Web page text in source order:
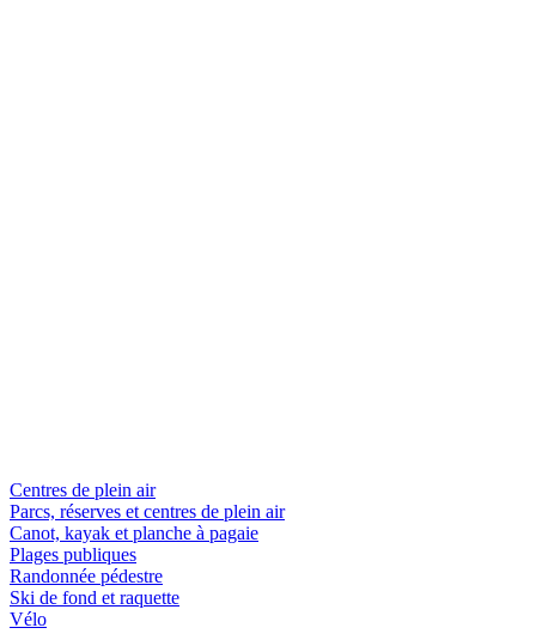
Centres de plein air
Parcs, réserves et centres de plein air
Canot, kayak et planche à pagaie
Plages publiques
Randonnée pédestre
Ski de fond et raquette
Vélo